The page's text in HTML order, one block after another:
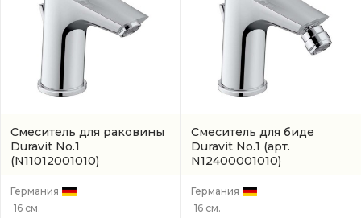
Смеситель для раковины
Duravit No.1
(N11012001010)
Германия
16 см.
Смеситель для биде
Duravit No.1 (арт.
N12400001010)
Германия
16 см.